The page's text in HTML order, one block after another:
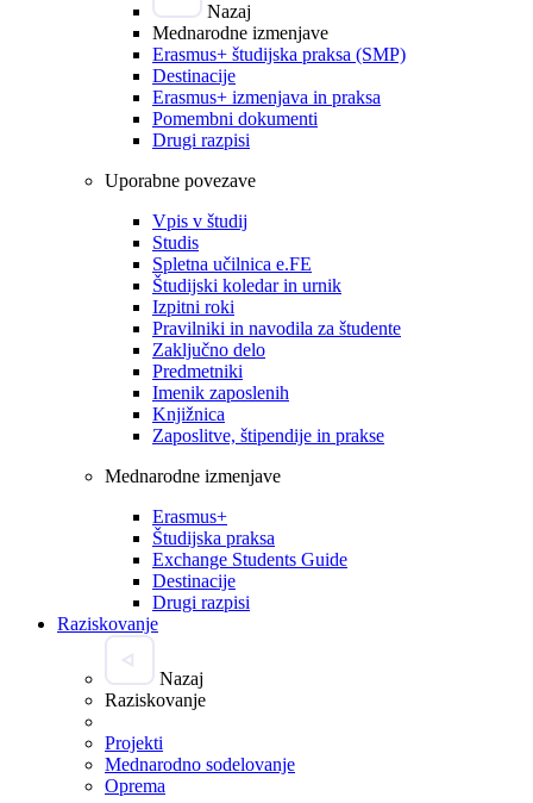
Nazaj
Mednarodne izmenjave
Erasmus+ študijska praksa (SMP)
Destinacije
Erasmus+ izmenjava in praksa
Pomembni dokumenti
Drugi razpisi
Uporabne povezave
Vpis v študij
Studis
Spletna učilnica e.FE
Študijski koledar in urnik
Izpitni roki
Pravilniki in navodila za študente
Zaključno delo
Predmetniki
Imenik zaposlenih
Knjižnica
Zaposlitve, štipendije in prakse
Mednarodne izmenjave
Erasmus+
Študijska praksa
Exchange Students Guide
Destinacije
Drugi razpisi
Raziskovanje
Nazaj
Raziskovanje
Projekti
Mednarodno sodelovanje
Oprema